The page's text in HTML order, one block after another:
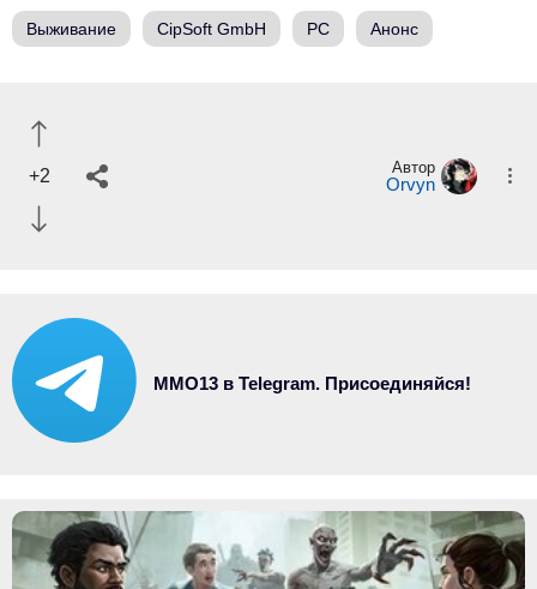
Выживание CipSoft GmbH PC Анонс
+2 Автор
Orvyn
MMO13 в Telegram. Присоединяйся!